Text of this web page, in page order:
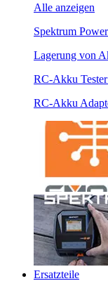
Alle anzeigen
Spektrum
Lagerung von
RC-Akku
RC-Akku
Ersatzteile